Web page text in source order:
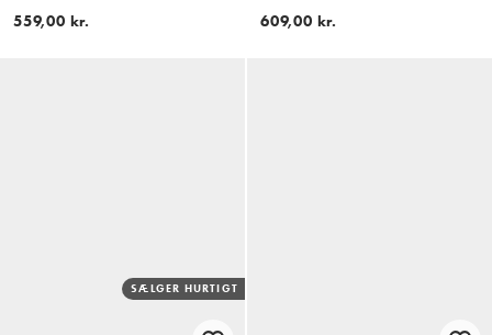
ildorange
559,00 kr.
korsetdetalje samt flæsekant
609,00 kr.
SÆLGER HURTIGT